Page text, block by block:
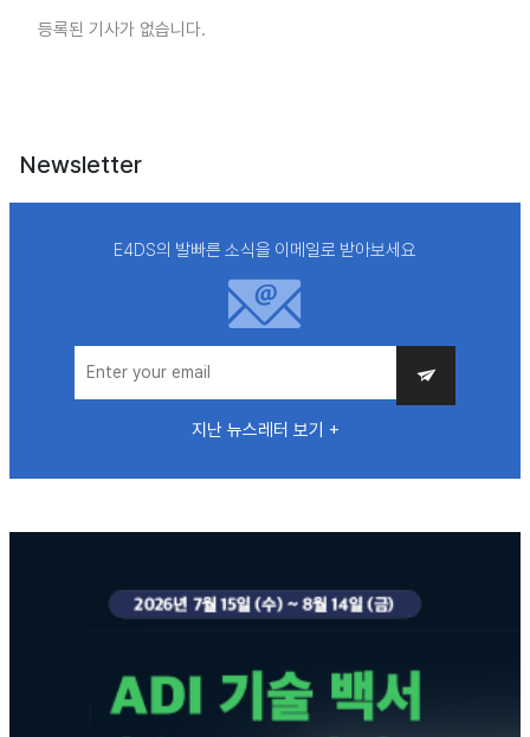
등록된 기사가 없습니다.
Newsletter
E4DS의 발빠른 소식을 이메일로 받아보세요
지난 뉴스레터 보기 +